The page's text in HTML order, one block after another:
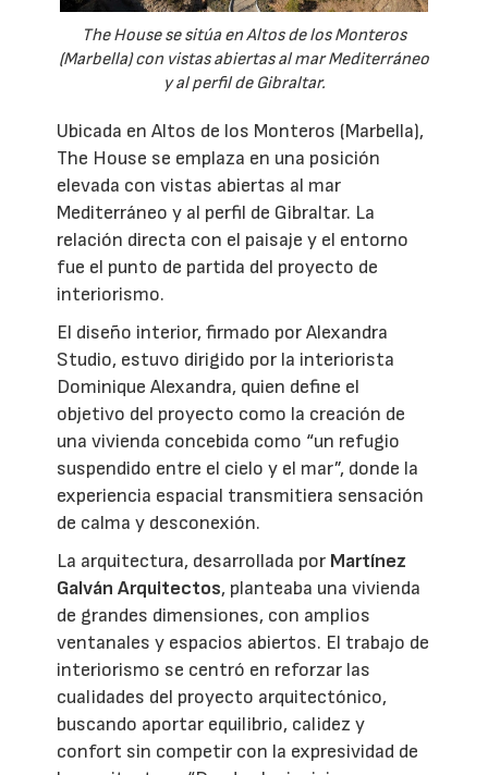
The House se sitúa en Altos de los Monteros
(Marbella) con vistas abiertas al mar Mediterráneo
y al perfil de Gibraltar.
Ubicada en Altos de los Monteros (Marbella),
The House se emplaza en una posición
elevada con vistas abiertas al mar
Mediterráneo y al perfil de Gibraltar. La
relación directa con el paisaje y el entorno
fue el punto de partida del proyecto de
interiorismo.
El diseño interior, firmado por Alexandra
Studio, estuvo dirigido por la interiorista
Dominique Alexandra, quien define el
objetivo del proyecto como la creación de
una vivienda concebida como “un refugio
suspendido entre el cielo y el mar”, donde la
experiencia espacial transmitiera sensación
de calma y desconexión.
La arquitectura, desarrollada por Martínez
Galván Arquitectos, planteaba una vivienda
de grandes dimensiones, con amplios
ventanales y espacios abiertos. El trabajo de
interiorismo se centró en reforzar las
cualidades del proyecto arquitectónico,
buscando aportar equilibrio, calidez y
confort sin competir con la expresividad de